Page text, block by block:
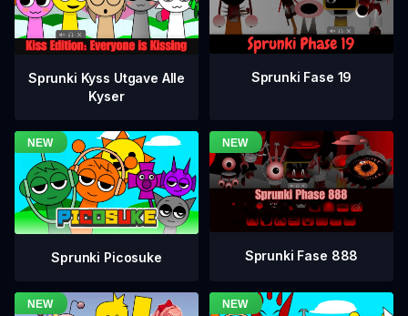
Sprunki Kyss Utgave Alle
Kyser
Sprunki Fase 19
Sprunki Picosuke Sprunki Fase 888